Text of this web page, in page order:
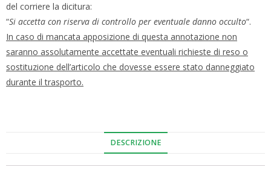
del corriere la dicitura:
“Si accetta con riserva di controllo per eventuale danno occulto“.
In caso di mancata apposizione di questa annotazione non
saranno assolutamente accettate eventuali richieste di reso o
sostituzione dell’articolo che dovesse essere stato danneggiato
durante il trasporto.
DESCRIZIONE